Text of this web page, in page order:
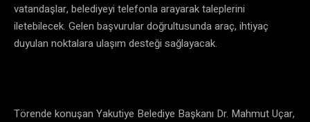
vatandaşlar, belediyeyi telefonla arayarak taleplerini
iletebilecek. Gelen başvurular doğrultusunda araç, ihtiyaç
duyulan noktalara ulaşım desteği sağlayacak.
Törende konuşan Yakutiye Belediye Başkanı Dr. Mahmut Uçar,